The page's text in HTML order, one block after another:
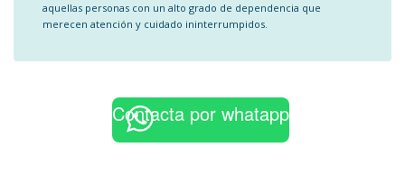
aquellas personas con un alto grado de dependencia que
merecen atención y cuidado ininterrumpidos.
Contacta por whatapp